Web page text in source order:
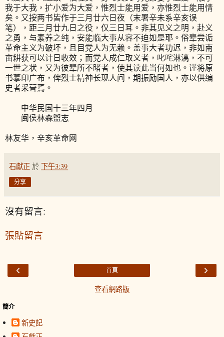
我于大我，扩小爱为大爱，惟烈士能用爱，亦惟烈士能用情
矣。又按两书皆作于三月廿六日夜（末署辛未系辛亥误
笔），距三月廿九日之役，仅三日耳。非其见义之明，赴义
之勇，与素养之纯，安能临大事从容不迫如是耶。俗辈尝诟
革命主义为破坏，且目党人为无赖。盖事大者功迟，非如南
亩耕获可以计日收效；而党人成仁取义者，叱咤淋漓，不可
一世之状，又为彼辈所不睹者，使其读此当何如也。谨将原
书摹印广布，俾烈士精神长现人间，期振励国人，亦以供编
史者采葺焉。
中华民国十三年四月
闽侯林森盥志
林友华，辛亥革命网
石獻正 於 下午3:39
分享
沒有留言:
張貼留言
‹ ›
首頁
查看網路版
簡介
新史記